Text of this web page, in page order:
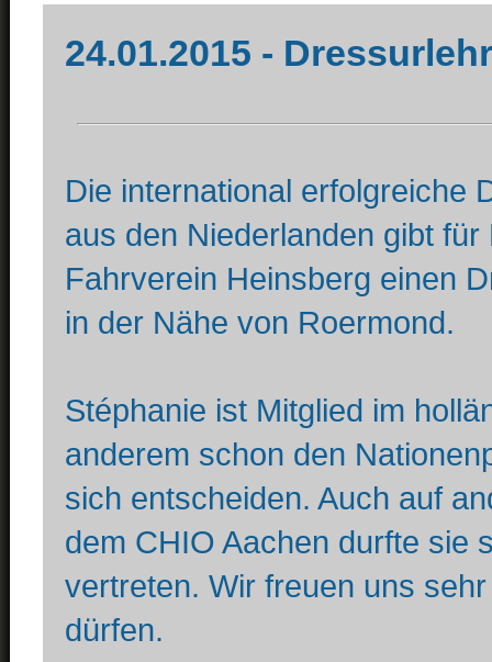
24.01.2015 -
Die international erfolgreiche
aus den Niederlanden gibt
Fahrverein Heinsberg einen
in der Nähe von Roermond.
Stéphanie ist Mitglied im
anderem schon den
sich entscheiden. Auch auf
dem CHIO Aachen durfte sie
vertreten. Wir freuen uns
dürfen.